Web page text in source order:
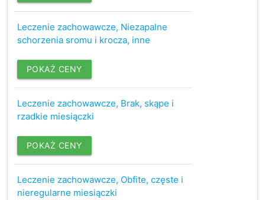
Leczenie zachowawcze, Niezapalne
schorzenia sromu i krocza, inne
POKAŻ CENY
Leczenie zachowawcze, Brak, skąpe i
rzadkie miesiączki
POKAŻ CENY
Leczenie zachowawcze, Obfite, częste i
nieregularne miesiączki